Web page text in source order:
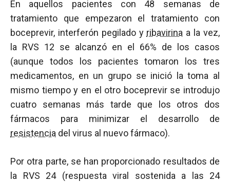
En aquellos pacientes con 48 semanas de
tratamiento que empezaron el tratamiento con
boceprevir, interferón pegilado y ribavirina a la vez,
la RVS 12 se alcanzó en el 66% de los casos
(aunque todos los pacientes tomaron los tres
medicamentos, en un grupo se inició la toma al
mismo tiempo y en el otro boceprevir se introdujo
cuatro semanas más tarde que los otros dos
fármacos para minimizar el desarrollo de
resistencia del virus al nuevo fármaco).
Por otra parte, se han proporcionado resultados de
la RVS 24 (respuesta viral sostenida a las 24